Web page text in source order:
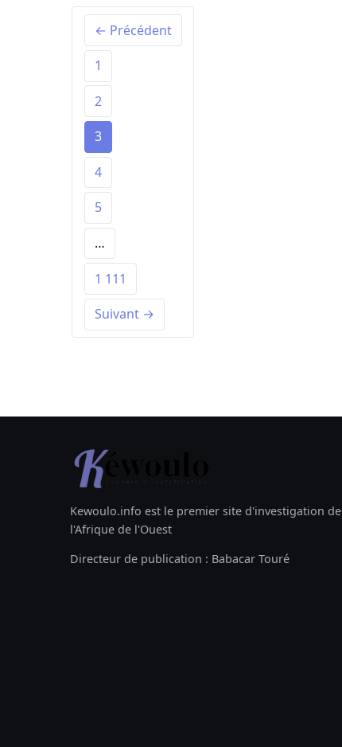
← Précédent
1
2
3
4
5
…
1 111
Suivant →
Kewoulo.info est le premier site d'investigation de
l'Afrique de l'Ouest
Directeur de publication : Babacar Touré